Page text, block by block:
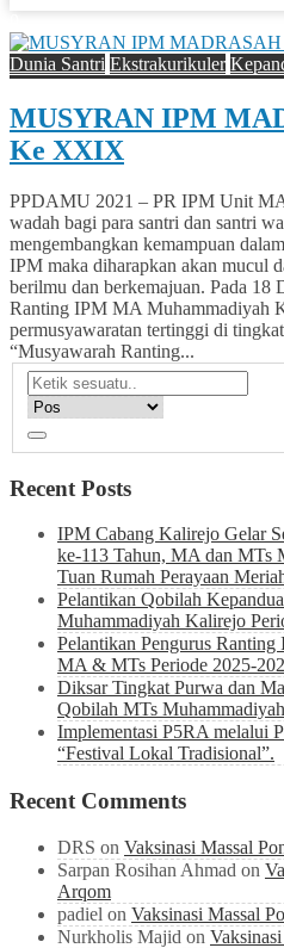
Dunia Santri Ekstrakurikuler
MUSYRAN IPM
Ke XXIX
PPDAMU 2021 – PR IPM Unit
wadah bagi para santri dan santri
mengembangkan kemampuan
IPM maka diharapkan akan mucul
berilmu dan berkemajuan. Pada 18
Ranting IPM MA Muhammadiyah
permusyawaratan tertinggi di
“Musyawarah Ranting...
Recent Posts
IPM Cabang Kalirejo Gelar
ke-113 Tahun, MA dan MTs
Tuan Rumah Perayaan
Pelantikan Qobilah
Muhammadiyah Kalirejo
Pelantikan Pengurus
MA & MTs Periode 2025-
Diksar Tingkat Purwa dan
Qobilah MTs
Implementasi P5RA melalui
“Festival Lokal Tradisional”.
Recent Comments
DRS on Vaksinasi Massal
Sarpan Rosihan Ahmad on
Arqom
padiel on Vaksinasi Massal
Nurkholis Majid on